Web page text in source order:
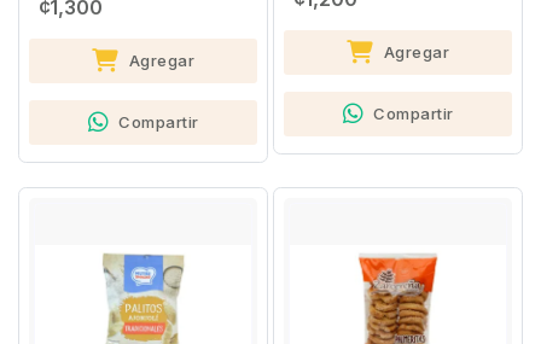
¢1,300
Agregar
Compartir
Agregar
Compartir